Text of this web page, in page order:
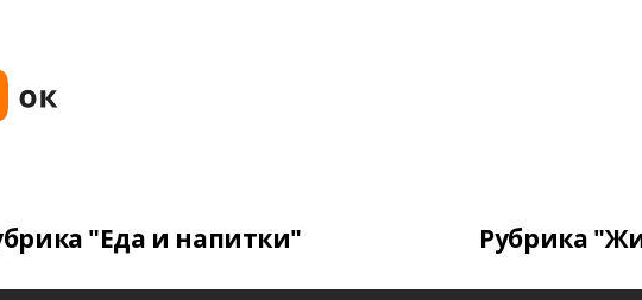
"Еда и напитки" Рубрика